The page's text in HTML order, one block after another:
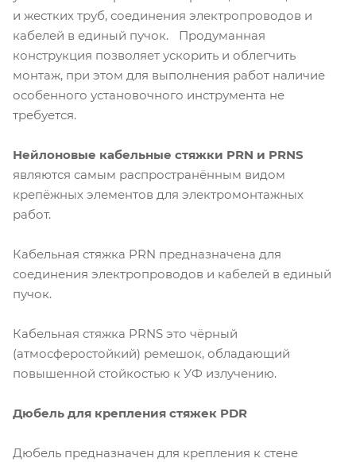
и жестких труб, соединения электропроводов и
кабелей в единый пучок. Продуманная
конструкция позволяет ускорить и облегчить
монтаж, при этом для выполнения работ наличие
особенного установочного инструмента не
требуется.
Нейлоновые кабельные стяжки PRN и PRNS
являются самым распространённым видом
крепёжных элементов для электромонтажных
работ.
Кабельная стяжка PRN предназначена для
соединения электропроводов и кабелей в единый
пучок.
Кабельная стяжка PRNS это чёрный
(атмосферостойкий) ремешок, обладающий
повышенной стойкостью к УФ излучению.
Дюбель для крепления стяжек PDR
Дюбель предназначен для крепления к стене